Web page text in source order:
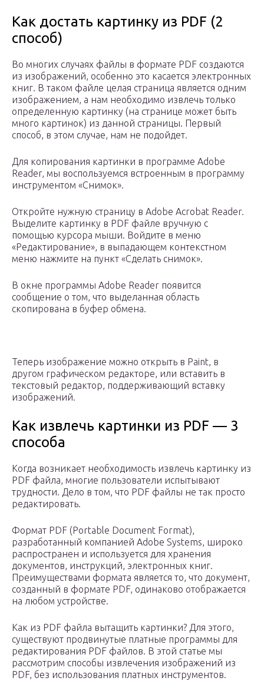
Как достать картинку из PDF (2
способ)
Во многих случаях файлы в формате PDF создаются
из изображений, особенно это касается электронных
книг. В таком файле целая страница является одним
изображением, а нам необходимо извлечь только
определенную картинку (на странице может быть
много картинок) из данной страницы. Первый
способ, в этом случае, нам не подойдет.
Для копирования картинки в программе Adobe
Reader, мы воспользуемся встроенным в программу
инструментом «Снимок».
Откройте нужную страницу в Adobe Acrobat Reader.
Выделите картинку в PDF файле вручную с
помощью курсора мыши. Войдите в меню
«Редактирование», в выпадающем контекстном
меню нажмите на пункт «Сделать снимок».
В окне программы Adobe Reader появится
сообщение о том, что выделанная область
скопирована в буфер обмена.
Теперь изображение можно открыть в Paint, в
другом графическом редакторе, или вставить в
текстовый редактор, поддерживающий вставку
изображений.
Как извлечь картинки из PDF — 3
способа
Когда возникает необходимость извлечь картинку из
PDF файла, многие пользователи испытывают
трудности. Дело в том, что PDF файлы не так просто
редактировать.
Формат PDF (Portable Document Format),
разработанный компанией Adobe Systems, широко
распространен и используется для хранения
документов, инструкций, электронных книг.
Преимуществами формата является то, что документ,
созданный в формате PDF, одинаково отображается
на любом устройстве.
Как из PDF файла вытащить картинки? Для этого,
существуют продвинутые платные программы для
редактирования PDF файлов. В этой статье мы
рассмотрим способы извлечения изображений из
PDF, без использования платных инструментов.